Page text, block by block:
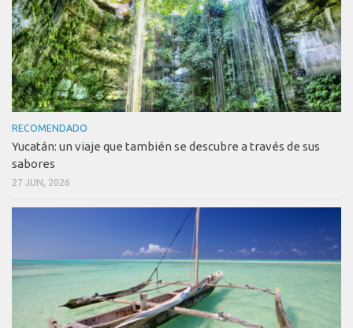
RECOMENDADO
Yucatán: un viaje que también se descubre a través de sus
sabores
27 JUN, 2026